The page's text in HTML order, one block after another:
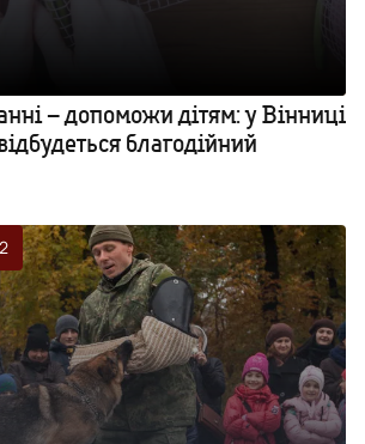
– допоможи дітям: у Вінниці
благодійний